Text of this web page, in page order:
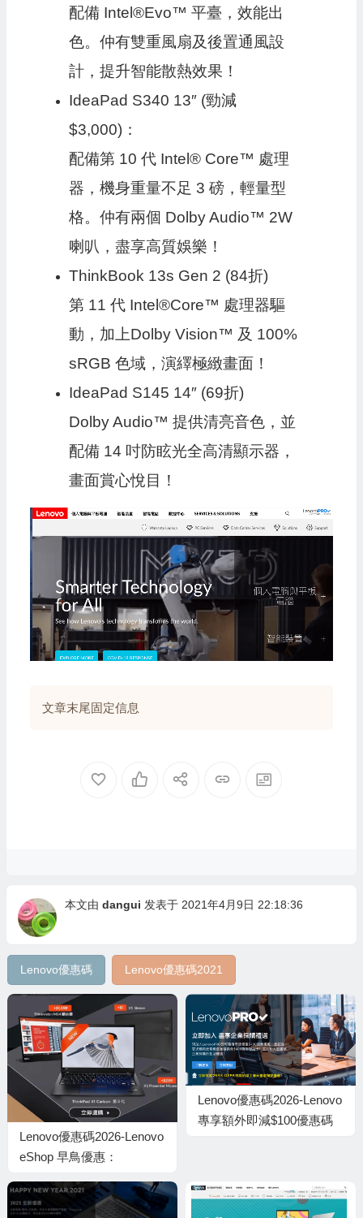
配備 Intel®Evo™ 平臺，效能出
色。仲有雙重風扇及後置通風設
計，提升智能散熱效果！
IdeaPad S340 13″ (勁減
$3,000)：
配備第 10 代 Intel® Core™ 處理
器，機身重量不足 3 磅，輕量型
格。仲有兩個 Dolby Audio™ 2W
喇叭，盡享高質娛樂！
ThinkBook 13s Gen 2 (84折)
第 11 代 Intel®Core™ 處理器驅
動，加上Dolby Vision™ 及 100%
sRGB 色域，演繹極緻畫面！
IdeaPad S145 14″ (69折)
Dolby Audio™ 提供清亮音色，並
配備 14 吋防眩光全高清顯示器，
畫面賞心悅目！
文章末尾固定信息
本文由 dangui 发表于 2021年4月9日 22:18:36
Lenovo優惠碼 Lenovo優惠碼2021
Lenovo優惠碼2026-Lenovo
eShop 早鳥優惠：
全新旗艦型號限時$2500優
Lenovo優惠碼2026-Lenovo
專享額外即減$100優惠碼